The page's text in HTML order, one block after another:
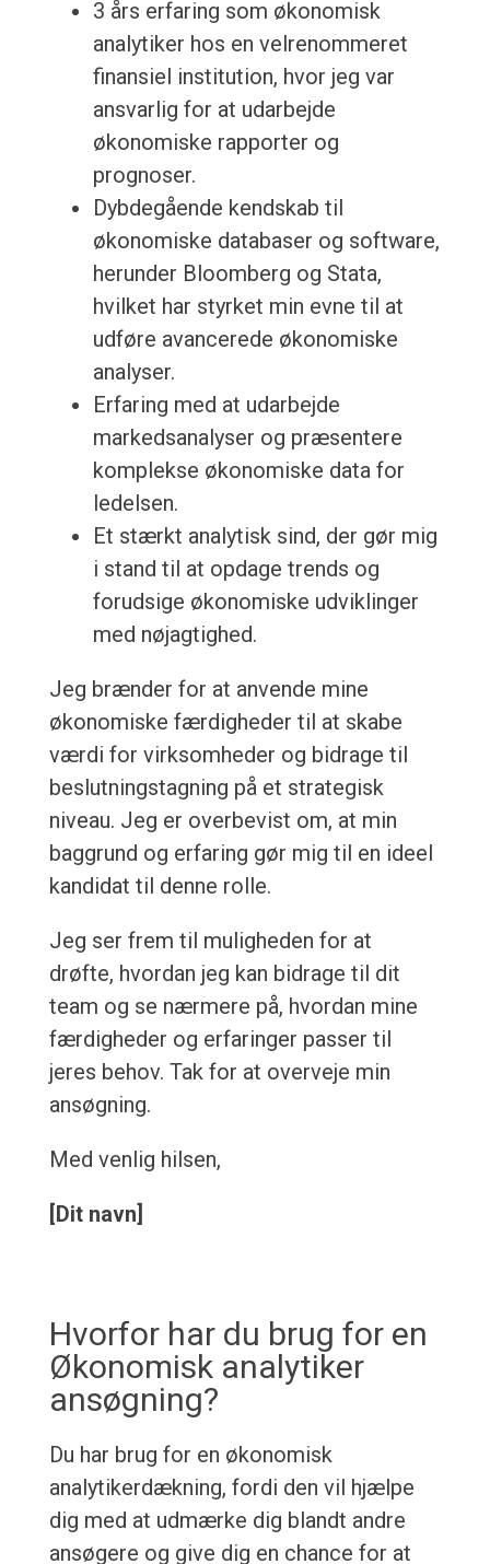
3 års erfaring som økonomisk
analytiker hos en velrenommeret
finansiel institution, hvor jeg var
ansvarlig for at udarbejde
økonomiske rapporter og
prognoser.
Dybdegående kendskab til
økonomiske databaser og software,
herunder Bloomberg og Stata,
hvilket har styrket min evne til at
udføre avancerede økonomiske
analyser.
Erfaring med at udarbejde
markedsanalyser og præsentere
komplekse økonomiske data for
ledelsen.
Et stærkt analytisk sind, der gør mig
i stand til at opdage trends og
forudsige økonomiske udviklinger
med nøjagtighed.
Jeg brænder for at anvende mine
økonomiske færdigheder til at skabe
værdi for virksomheder og bidrage til
beslutningstagning på et strategisk
niveau. Jeg er overbevist om, at min
baggrund og erfaring gør mig til en ideel
kandidat til denne rolle.
Jeg ser frem til muligheden for at
drøfte, hvordan jeg kan bidrage til dit
team og se nærmere på, hvordan mine
færdigheder og erfaringer passer til
jeres behov. Tak for at overveje min
ansøgning.
Med venlig hilsen,
[Dit navn]
Hvorfor har du brug for en
Økonomisk analytiker
ansøgning?
Du har brug for en økonomisk
analytikerdækning, fordi den vil hjælpe
dig med at udmærke dig blandt andre
ansøgere og give dig en chance for at